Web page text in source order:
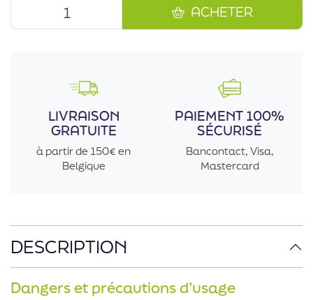
ACHETER
DESCRIPTION
Dangers et précautions d’usage
LIVRAISON
GRATUITE
à partir de 150€ en
Belgique
PAIEMENT 100%
SÉCURISÉ
Bancontact, Visa,
Mastercard